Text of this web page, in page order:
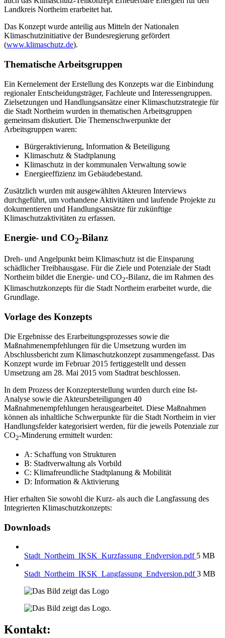
Landkreis Northeim erarbeitet hat.
Das Konzept wurde anteilig aus Mitteln der Nationalen
Klimaschutzinitiative der Bundesregierung gefördert
(www.klimaschutz.de).
Thematische Arbeitsgruppen
Ein Kernelement der Erstellung des Konzepts war die Einbindung
regionaler Entscheidungsträger, Fachleute und Interessengruppen.
Zielsetzungen und Handlungsansätze einer Klimaschutzstrategie für
die Stadt Northeim wurden in thematischen Arbeitsgruppen
gemeinsam diskutiert. Die Themenschwerpunkte der
Arbeitsgruppen waren:
Bürgeraktivierung, Information & Beteiligung
Klimaschutz & Stadtplanung
Klimaschutz in der kommunalen Verwaltung sowie
Energieeffizienz im Gebäudebestand.
Zusätzlich wurden mit ausgewählten Akteuren Interviews
durchgeführt, um vorhandene Aktivitäten und laufende Projekte zu
dokumentieren und Handlungsansätze für zukünftige
Klimaschutzaktivitäten zu erfassen.
Energie- und CO2-Bilanz
Dreh- und Angelpunkt beim Klimaschutz ist die Einsparung
schädlicher Treibhausgase. Für die Ziele und Potenziale der Stadt
Northeim bildet die Energie- und CO2-Bilanz, die im Rahmen des
Klimaschutzkonzepts für die Stadt Northeim erarbeitet wurde, die
Grundlage.
Vorlage des Konzepts
Die Ergebnisse des Erarbeitungsprozesses sowie die
Maßnahmenempfehlungen für die Umsetzung wurden im
Abschlussbericht zum Klimaschutzkonzept zusammengefasst. Das
Konzept wurde im Februar 2015 fertiggestellt und dessen
Umsetzung am 28. Mai 2015 vom Stadtrat beschlossen.
In dem Prozess der Konzepterstellung wurden durch eine Ist-
Analyse sowie die Akteursbeteiligungen 40
Maßnahmenempfehlungen herausgearbeitet. Diese Maßnahmen
können als inhaltliche Schwerpunkte für die Stadt Northeim in vier
Handlungsfelder kategorisiert werden, für die jeweils Potenziale zur
CO2-Minderung ermittelt wurden:
A: Schaffung von Strukturen
B: Stadtverwaltung als Vorbild
C: Klimafreundliche Stadtplanung & Mobilität
D: Information & Aktivierung
Hier erhalten Sie sowohl die Kurz- als auch die Langfassung des
Integrierten Klimaschutzkonzepts:
Downloads
Stadt_Northeim_IKSK_Kurzfassung_Endversion.pdf 5 MB
Stadt_Northeim_IKSK_Langfassung_Endversion.pdf 3 MB
Kontakt: